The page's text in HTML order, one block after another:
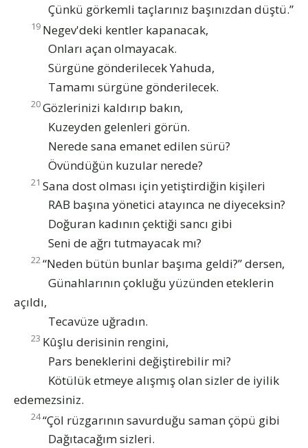
Çünkü görkemli taçlarınız başınızdan düştü.”
19 Negev'deki kentler kapanacak,
Onları açan olmayacak.
Sürgüne gönderilecek Yahuda,
Tamamı sürgüne gönderilecek.
20Gözlerinizi kaldırıp bakın,
Kuzeyden gelenleri görün.
Nerede sana emanet edilen sürü?
Övündüğün kuzular nerede?
21 Sana dost olması için yetiştirdiğin kişileri
RAB başına yönetici atayınca ne diyeceksin?
Doğuran kadının çektiği sancı gibi
Seni de ağrı tutmayacak mı?
22“Neden bütün bunlar başıma geldi?” dersen,
Günahlarının çokluğu yüzünden eteklerin
açıldı,
Tecavüze uğradın.
23 Kûşlu derisinin rengini,
Pars beneklerini değiştirebilir mi?
Kötülük etmeye alışmış olan sizler de iyilik
edemezsiniz.
24“Çöl rüzgarının savurduğu saman çöpü gibi
Dağıtacağım sizleri.